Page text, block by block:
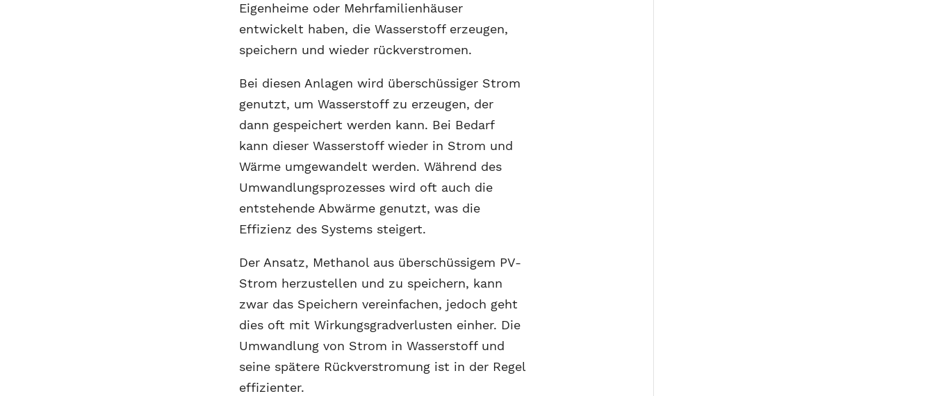
Eigenheime oder Mehrfamilienhäuser
entwickelt haben, die Wasserstoff erzeugen,
speichern und wieder rückverstromen.
Bei diesen Anlagen wird überschüssiger Strom
genutzt, um Wasserstoff zu erzeugen, der
dann gespeichert werden kann. Bei Bedarf
kann dieser Wasserstoff wieder in Strom und
Wärme umgewandelt werden. Während des
Umwandlungsprozesses wird oft auch die
entstehende Abwärme genutzt, was die
Effizienz des Systems steigert.
Der Ansatz, Methanol aus überschüssigem PV-
Strom herzustellen und zu speichern, kann
zwar das Speichern vereinfachen, jedoch geht
dies oft mit Wirkungsgradverlusten einher. Die
Umwandlung von Strom in Wasserstoff und
seine spätere Rückverstromung ist in der Regel
effizienter.